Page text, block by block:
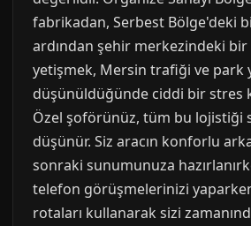
fabrikadan, Serbest Bölge'deki
ardından şehir merkezindeki
yetişmek, Mersin trafiği ve park
düşünüldüğünde ciddi bir stres
Özel şoförünüz, tüm bu lojistiği
düşünür. Siz aracın konforlu
sonraki sunumunuza
telefon görüşmelerinizi
rotaları kullanarak sizi